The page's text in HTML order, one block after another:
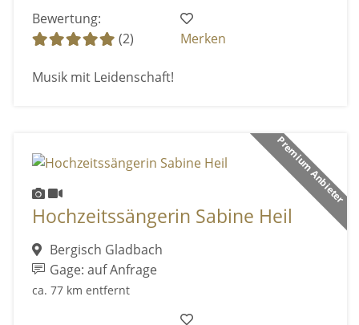
Bewertung:
(2)
Merken
Musik mit Leidenschaft!
Premium Anbieter
Hochzeitssängerin Sabine Heil
Bergisch Gladbach
Gage: auf Anfrage
ca. 77 km entfernt